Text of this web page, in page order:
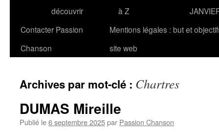
découvrir
à Z
Contacter Passion
Chanson
Mentions légales : but et
site web
Archives par mot-clé : Chartres
DUMAS Mireille
Publié le6 septembre 2025par Passion Chanson